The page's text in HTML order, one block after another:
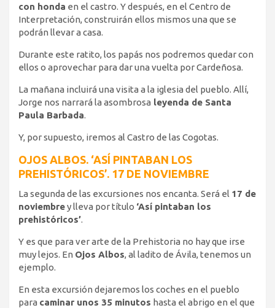
con honda en el castro. Y después, en el Centro de
Interpretación, construirán ellos mismos una que se
podrán llevar a casa.
Durante este ratito, los papás nos podremos quedar con
ellos o aprovechar para dar una vuelta por Cardeñosa.
La mañana incluirá una visita a la iglesia del pueblo. Allí,
Jorge nos narrará la asombrosa leyenda de Santa
Paula Barbada.
Y, por supuesto, iremos al Castro de las Cogotas.
OJOS ALBOS. ‘ASÍ PINTABAN LOS
PREHISTÓRICOS’. 17 DE NOVIEMBRE
La segunda de las excursiones nos encanta. Será el 17 de
noviembrey lleva por título ‘Así pintaban los
prehistóricos’.
Y es que para ver arte de la Prehistoria no hay que irse
muy lejos. En Ojos Albos, al ladito de Ávila, tenemos un
ejemplo.
En esta excursión dejaremos los coches en el pueblo
para caminar unos 35 minutos hasta el abrigo en el que